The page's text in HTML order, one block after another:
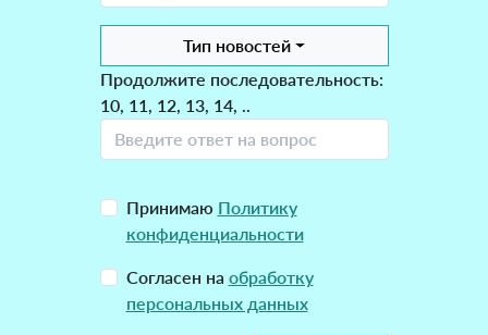
Тип новостей
Продолжите последовательность:
10, 11, 12, 13, 14, ..
Принимаю Политику
конфиденциальности
Согласен на обработку
персональных данных